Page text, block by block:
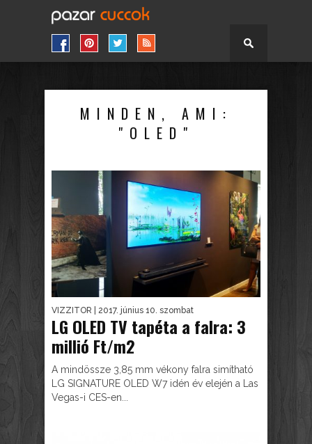
MINDEN, AMI:
"OLED"
VIZZITOR | 2017. június 10. szombat
LG OLED TV tapéta a falra: 3
millió Ft/m2
A mindössze 3,85 mm vékony falra simítható
LG SIGNATURE OLED W7 idén év elején a Las
Vegas-i CES-en...